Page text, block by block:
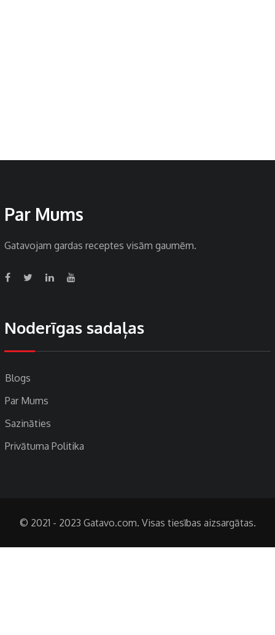
Par Mums
Gatavojam gardas receptes visām gaumēm.
Noderīgas sadaļas
Blogs
Par Mums
Sazināties
Privātuma Politika
© 2021 - 2023 Gatavo.com. Visas tiesības aizsargātas.